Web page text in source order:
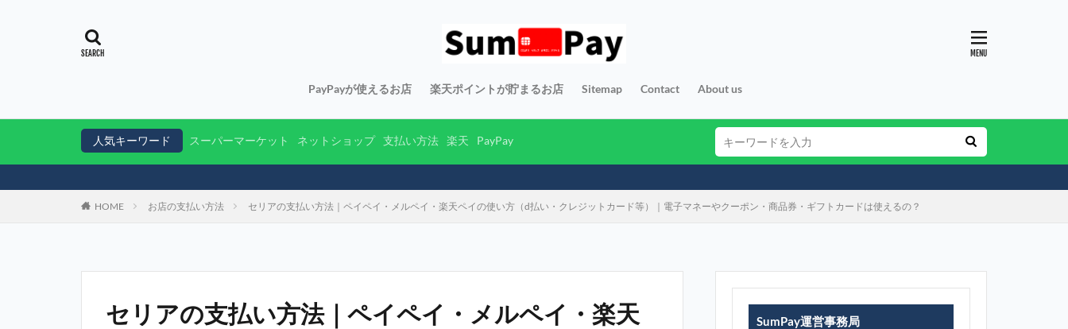
PayPayが使えるお店 楽天ポイントが貯まるお店 Sitemap Contact About us
人気キーワード スーパーマーケット ネットショップ 支払い方法 楽天 PayPay
HOME お店の支払い方法 セリアの支払い方法｜ペイペイ・メルペイ・楽天ペイの使い方（d払い・クレジットカード等）｜電子マネーやクーポン・商品券・ギフトカードは使えるの？
セリアの支払い方法｜ペイペイ・メルペイ・楽天
SumPay運営事務局